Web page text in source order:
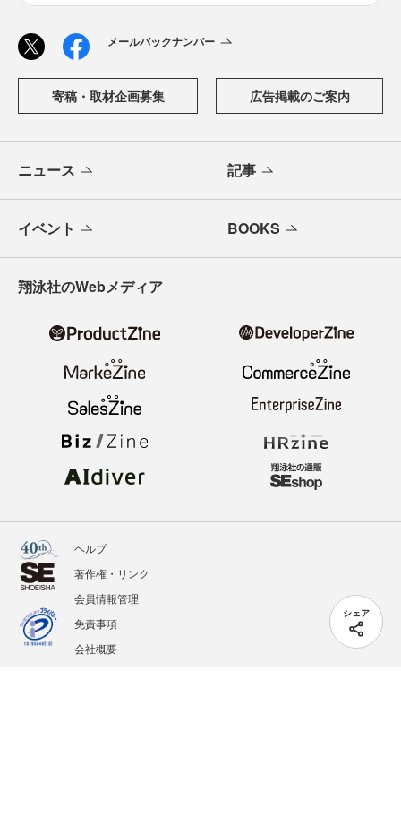
シェア
メールバックナンバー
寄稿・取材企画募集 広告掲載のご案内
ニュース 記事
イベント BOOKS
翔泳社のWebメディア
ヘルプ
著作権・リンク
会員情報管理
免責事項
会社概要